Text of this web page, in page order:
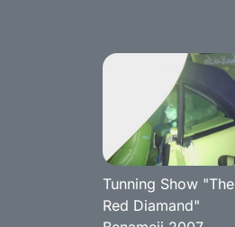
Tunning Show "The
Red Diamand"